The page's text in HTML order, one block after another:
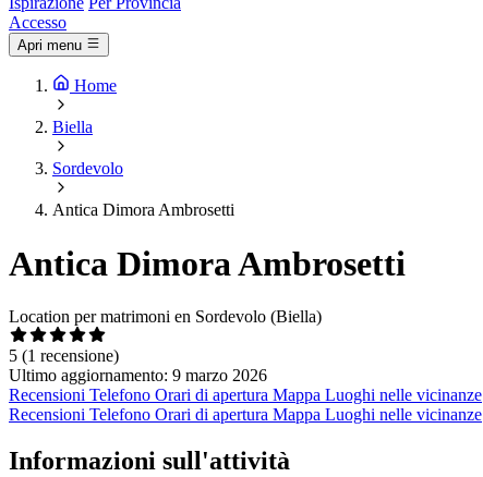
Accesso
Apri menu
Home
Biella
Sordevolo
Antica Dimora Ambrosetti
Antica Dimora Ambrosetti
Location per matrimoni en Sordevolo (Biella)
5 (1 recensione)
Ultimo aggiornamento: 9 marzo 2026
Recensioni Telefono Orari di apertura Mappa Luoghi nelle vicinanze
Recensioni Telefono Orari di apertura Mappa Luoghi nelle vicinanze
Informazioni sull'attività